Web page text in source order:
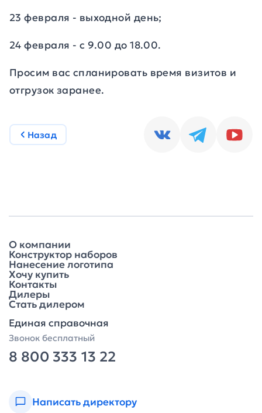
23 февраля - выходной день;
24 февраля - с 9.00 до 18.00.
Просим вас спланировать время визитов и
отгрузок заранее.
Назад
О компании
Конструктор наборов
Нанесение логотипа
Хочу купить
Контакты
Дилеры
Стать дилером
Единая справочная
Звонок бесплатный
8 800 333 13 22
Написать директору